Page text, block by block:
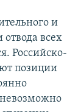
и
всех
Российско-
позиции